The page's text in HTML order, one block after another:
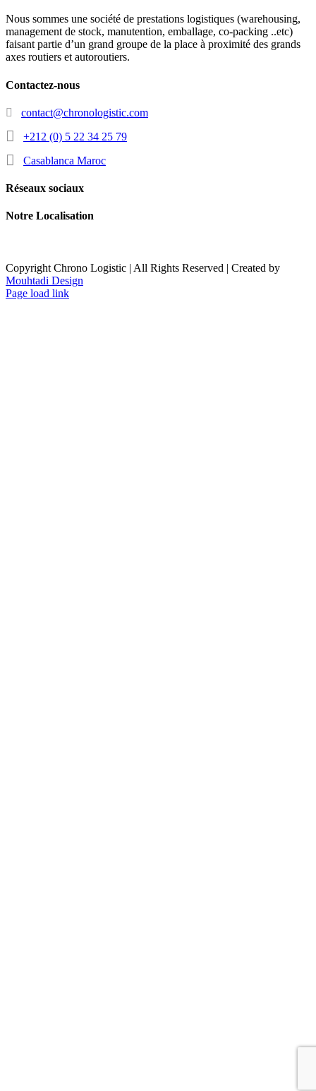
Nous sommes une société de prestations logistiques (warehousing,
management de stock, manutention, emballage, co-packing ..etc)
faisant partie d’un grand groupe de la place à proximité des grands
axes routiers et autoroutiers.
Contactez-nous
contact@chronologistic.com
+212 (0) 5 22 34 25 79
Casablanca Maroc
Réseaux sociaux
Notre Localisation
Copyright Chrono Logistic | All Rights Reserved | Created by
Mouhtadi Design
Page load link